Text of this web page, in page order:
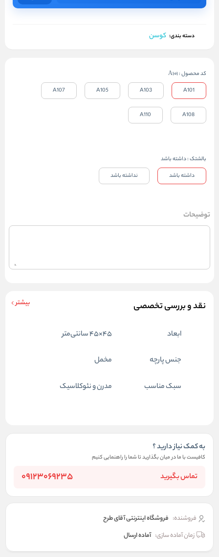
دسته بندی: کوسن
نقد و بررسی تخصصی بیشتر
ابعاد ۴۵×۴۵ سانتی‌متر
جنس پارچه مخمل
سبک مناسب مدرن و نئوکلاسیک
به کمک نیاز دارید ؟
کافیست با ما در میان بگذارید تا شما را راهنمایی کنیم
تماس بگیرید 09123069235
فروشنده: فروشگاه اینترنتی آقای طرح
زمان آماده سازی: آماده ارسال
کد محصول:
A101
A101
A103
A105
A107
A108
A110
بالشتک:داشته باشد
داشته باشد
نداشته باشد
توضیحات